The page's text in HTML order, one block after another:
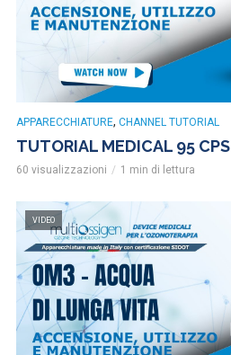
APPARECCHIATURE, CHANNEL TUTORIAL
TUTORIAL MEDICAL 95 CPS
60 visualizzazioni 1 min di lettura
VIDEO